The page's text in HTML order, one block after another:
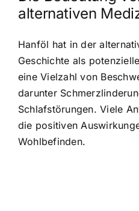
alternativen
Hanföl hat in der
Geschichte als
eine Vielzahl von
darunter
Schlafstörungen. Viele
die positiven
Wohlbefinden.